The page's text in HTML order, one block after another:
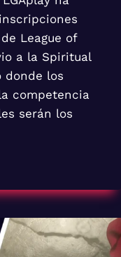
League of
a la Spiritual
donde los
competencia
serán los